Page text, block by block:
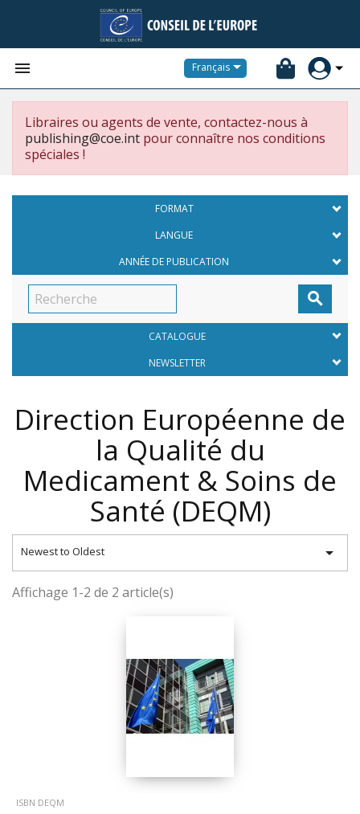
 Français
Libraires ou agents de vente, contactez-nous à
publishing@coe.int pour connaître nos conditions
spéciales !
FORMAT
LANGUE
ANNÉE DE PUBLICATION

CATALOGUE
NEWSLETTER
Direction Européenne de
la Qualité du
Medicament & Soins de
Santé (DEQM)
Newest to Oldest 
Affichage 1-2 de 2 article(s)
ISBN DEQM